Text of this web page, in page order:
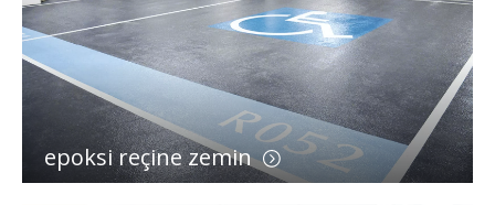
epoksi reçine zemin